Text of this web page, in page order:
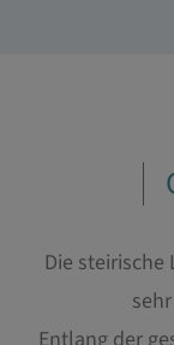
Die steirische